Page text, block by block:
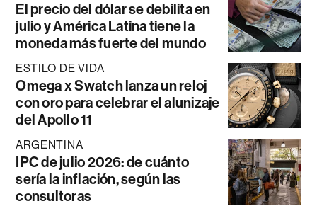
El precio del dólar se debilita en
julio y América Latina tiene la
moneda más fuerte del mundo
ESTILO DE VIDA
Omega x Swatch lanza un reloj
con oro para celebrar el alunizaje
del Apollo 11
ARGENTINA
IPC de julio 2026: de cuánto
sería la inflación, según las
consultoras